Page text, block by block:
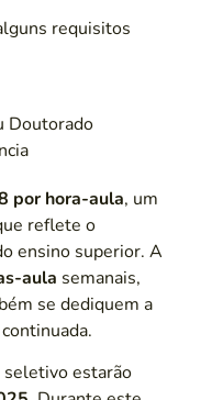
requisitos
Doutorado
por hora-aula, um
reflete o
ensino superior. A
aula semanais,
se dediquem a
seletivo estarão